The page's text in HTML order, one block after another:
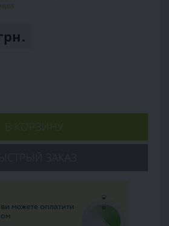
В КОРЗИНУ